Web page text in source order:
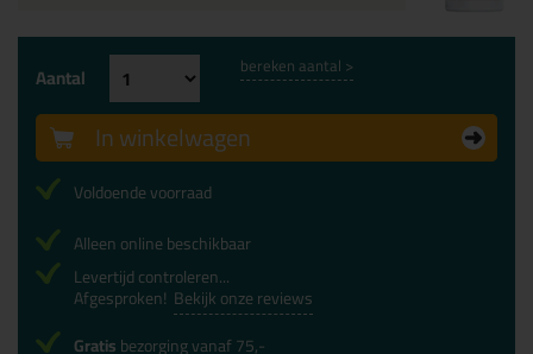
Aantal bereken aantal >
In winkelwagen
Voldoende voorraad
Alleen online beschikbaar
Levertijd controleren...
Afgesproken! Bekijk onze reviews
Gratisbezorging vanaf 75,-